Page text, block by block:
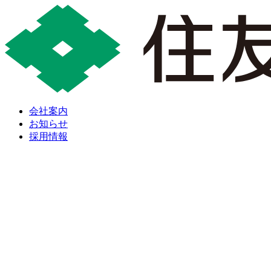
会社案内
お知らせ
採用情報